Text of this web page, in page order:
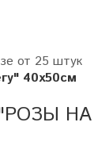
от 25 штук
40х50см
НА